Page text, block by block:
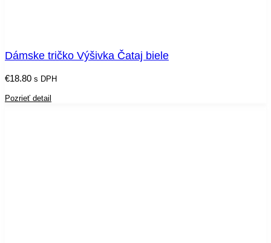
Dámske tričko Výšivka Čataj biele
€18.80 s DPH
Pozrieť detail